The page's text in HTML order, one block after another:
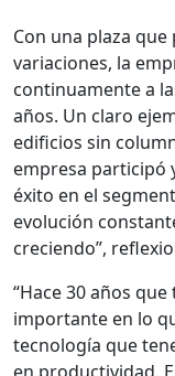
Con una plaza
variaciones, la
continuamente a
años. Un claro
edificios sin
empresa participó
éxito en el
evolución
creciendo”,
“Hace 30 años
importante en lo
tecnología que